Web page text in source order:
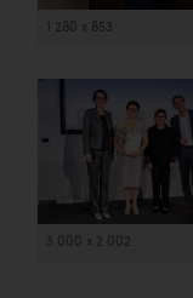
1 280 x 853
3 000 x 2 002